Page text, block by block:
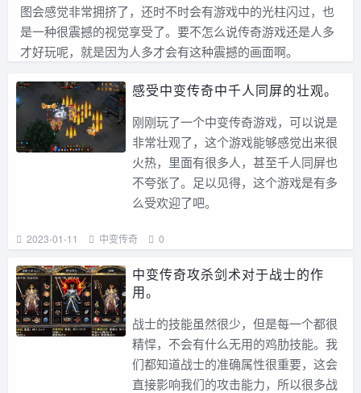
图会感觉非常拥挤了，还时不时会有游戏中的光柱闪过，也
是一种很震撼的视觉享受了。要不怎么说传奇游戏还是人多
才好玩呢，就是因为人多才会有这种震撼的画面啊。
感受中变传奇中千人同屏的壮观。
刚刚玩了一个中变传奇游戏，可以说是
非常壮观了，这个游戏能够感觉出来很
火热，里面有很多人，甚至千人同屏也
不夸张了。足以见得，这个游戏是有多
么受欢迎了吧。
2023-01-11 中变传奇 0
中变传奇攻杀剑术对于战士的作
用。
战士的技能虽然很少，但是每一个都很
精悍，不会有什么无用的鸡肋技能。我
们都知道战士的准确属性很重要，这会
直接影响我们的攻击能力，所以很多战